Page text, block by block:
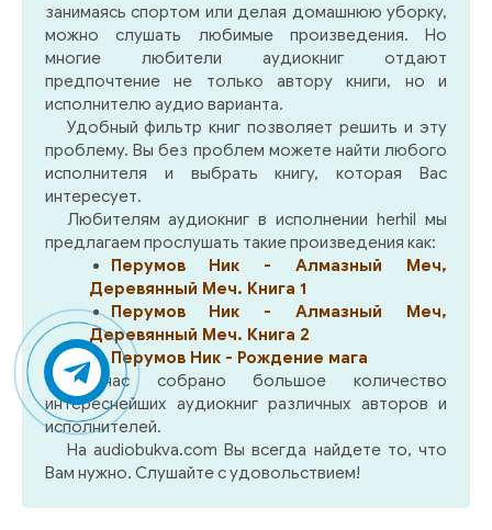
занимаясь спортом или делая домашнюю уборку,
можно слушать любимые произведения. Но
многие любители аудиокниг отдают
предпочтение не только автору книги, но и
исполнителю аудио варианта.
Удобный фильтр книг позволяет решить и эту
проблему. Вы без проблем можете найти любого
исполнителя и выбрать книгу, которая Вас
интересует.
Любителям аудиокниг в исполнении herhil мы
предлагаем прослушать такие произведения как:
Перумов Ник - Алмазный Меч,
Деревянный Меч. Книга 1
Перумов Ник - Алмазный Меч,
Деревянный Меч. Книга 2
Перумов Ник - Рождение мага
У нас собрано большое количество
интереснейших аудиокниг различных авторов и
исполнителей.
На audiobukva.com Вы всегда найдете то, что
Вам нужно. Слушайте с удовольствием!